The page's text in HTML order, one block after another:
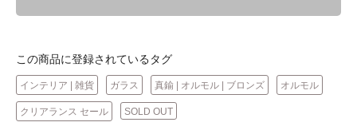
この商品に登録されているタグ
インテリア | 雑貨 ガラス 真鍮 | オルモル | ブロンズ オルモル
クリアランス セール SOLD OUT